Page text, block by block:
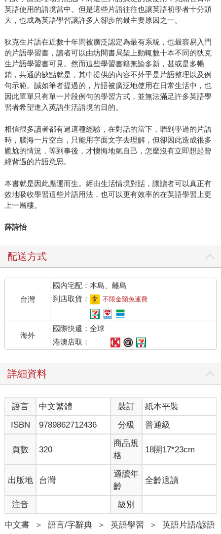
英語使用的語境當中。但是這些片語往往也讓英語初學者十分頭
大，也成為英語學習讓許多人卻步的最主要原因之一。
狄克生片語在近數十年間被廣泛認定為最有系統，也最容易入門
的片語學習書，讀者可以由坊間書局架上動輒數十本不同的狄克
生片語學習書可見。然而這些學習書籍無論多新，甚或是多暢
銷，共通的缺點就是，其中提供的內容不外乎是片語整理以及例
句示範。誠如筆者提過的，片語被廣泛地使用在日常生活中，也
因此單單只有單一片段例句的學習方式，並無法滿足許多英語學
習者希望進入英語生活語境的目的。
相信很多讀者都有過這種經驗，在對話的當下，聽到學過的片語
時，腦海一片空白，只能用字面文字去理解，但卻因此造成很多
尷尬的情況，等到事後，才懊悔地氣自己，怎麼沒有立即想起曾
經背過的片語意思。
本書就是因此應運而生。經由生活情境對話，讓讀者可以真正有
效地吸收學習這些片語用法，也可以更有效率的在英語學習上更
上一層樓。
薛詩怡
配送方式
台灣
國內宅配：本島、離島
到店取貨：
不限金額免運費
海外
國際快遞：全球
港澳店取：
詳細資料
語言 中文繁體 裝訂
紙本平裝
ISBN
9789862712436 分級 普通級
頁數 320
商品規
格
18開17*23cm
出版地 台灣
適讀年
齡
全齡適讀
注音 級別
中文書 ＞ 語言/字辭典 ＞ 英語學習 ＞ 英語片語/諺語